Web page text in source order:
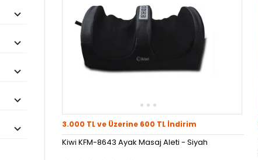
3.000 TL ve Üzerine 600 TL İndirim
Kiwi KFM-8643 Ayak Masaj Aleti - Siyah